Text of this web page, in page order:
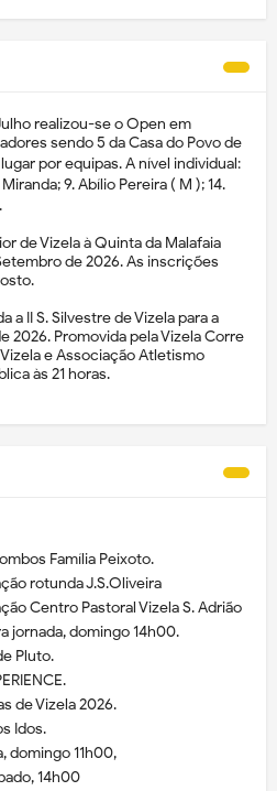
realizou-se o Open em
sendo 5 da Casa do Povo de
por equipas. A nível individual:
9. Abílio Pereira ( M ); 14.
de Vizela à Quinta da Malafaia
de 2026. As inscrições
a II S. Silvestre de Vizela para a
2026. Promovida pela Vizela Corre
e Associação Atletismo
às 21 horas.
Família Peixoto.
rotunda J.S.Oliveira
Centro Pastoral Vizela S. Adrião
jornada, domingo 14h00.
Pluto.
de Vizela 2026.
Idos.
domingo 11h00,
14h00